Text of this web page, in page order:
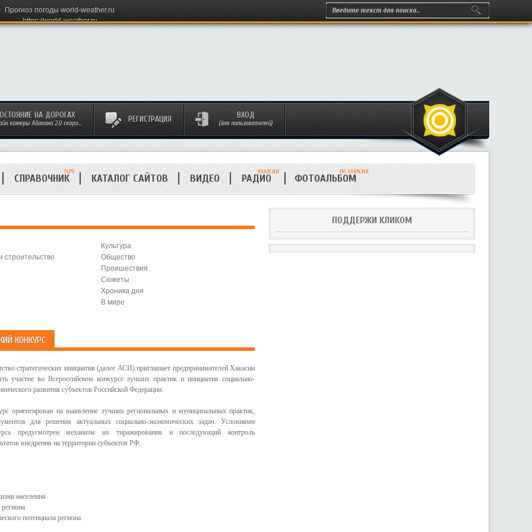
Прогноз погоды world-weather.ru
https://world-weather.ru
НА ДОРОГАХ
камеры Абакана 2.0 скоро... РЕГИСТРАЦИЯ ВХОД
(для пользователей)
СПРАВОЧНИК
19.РУ
КАТАЛОГ САЙТОВ ВИДЕО РАДИО
ХАКАСИИ
ФОТОАЛЬБОМ
ПО ХАКАСИИ
Культура
строительство
Общество
Проишествия
Сюжеты
Хроника дня
В мире
КОНКУРС
стратегических инициатив (далее АСИ) приглашает предпринимателей Хакасии
участие во Всероссийском конкурсе лучших практик и инициатив социально-
развития субъектов Российской Федерации.
ориентирован на выявление лучших региональных и муниципальных практик,
для решения актуальных социально-экономических задач. Условиями
предусмотрен механизм их тиражирования и последующий контроль
внедрения на территории субъектов РФ.
населения
потенциала региона
ПОДДЕРЖИ КЛИКОМ